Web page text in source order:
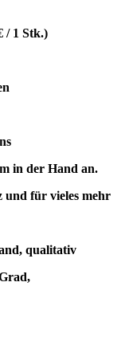
/ 1 Stk.)
in der Hand an.
und für vieles mehr
qualitativ